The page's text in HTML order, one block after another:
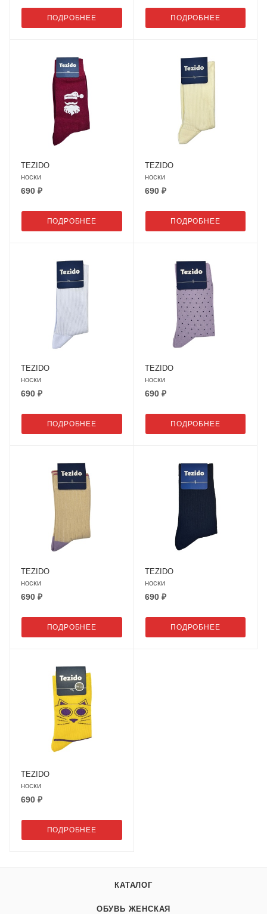
ПОДРОБНЕЕ ПОДРОБНЕЕ
TEZIDO
носки
690 ₽
ПОДРОБНЕЕ
TEZIDO
носки
690 ₽
ПОДРОБНЕЕ
TEZIDO
носки
690 ₽
ПОДРОБНЕЕ
TEZIDO
носки
690 ₽
ПОДРОБНЕЕ
TEZIDO
носки
690 ₽
ПОДРОБНЕЕ
TEZIDO
носки
690 ₽
ПОДРОБНЕЕ
TEZIDO
носки
690 ₽
ПОДРОБНЕЕ
КАТАЛОГ
ОБУВЬ ЖЕНСКАЯ